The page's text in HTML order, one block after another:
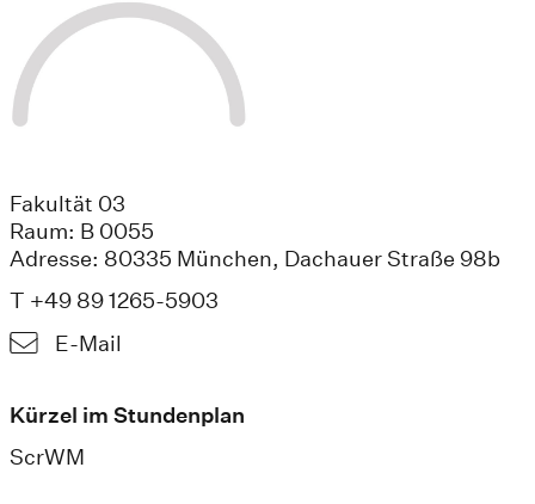
Fakultät 03
Raum: B 0055
Adresse: 80335 München, Dachauer Straße 98b
T +49 89 1265-5903
E-Mail
Kürzel im Stundenplan
ScrWM